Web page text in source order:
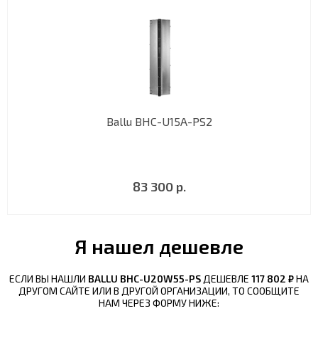
Ballu BHC-U15A-PS2
83 300 р.
Я нашел дешевле
ЕСЛИ ВЫ НАШЛИ BALLU BHC-U20W55-PSДЕШЕВЛЕ 117 802 ₽НА
ДРУГОМ САЙТЕ ИЛИ В ДРУГОЙ ОРГАНИЗАЦИИ, ТО СООБЩИТЕ
НАМ ЧЕРЕЗ ФОРМУ НИЖЕ: